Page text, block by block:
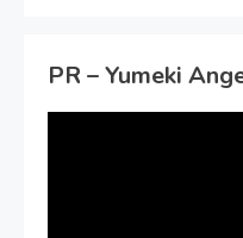
PR – Yumeki